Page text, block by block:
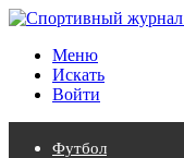
Меню
Искать
Войти
Футбол